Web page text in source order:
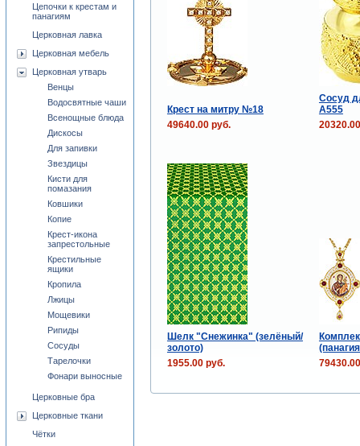
Крест на митру №18
Сосуд
A555
49640.00 руб.
Шелк "Снежинка" (зелёный/
золото)
1955.00 руб.
Цепочки к крестам и
панагиям
Церковная лавка
Церковная мебель
Церковная утварь
Венцы
Водосвятные чаши
Всенощные блюда
Дискосы
Для запивки
Звездицы
Кисти для
помазания
Ковшики
Копие
Крест-икона
запрестольные
Крестильные
ящики
Кропила
Лжицы
Мощевики
Рипиды
Сосуды
Тарелочки
Фонари выносные
Церковные бра
Церковные ткани
Чётки